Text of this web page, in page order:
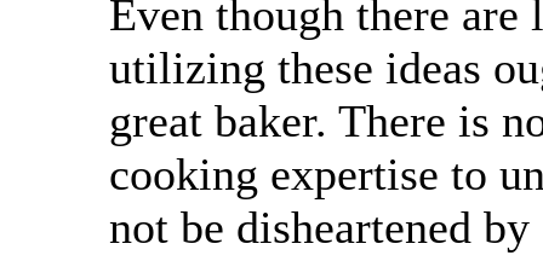
Even though there
utilizing these ideas
great baker. There is
cooking expertise to
not be disheartened